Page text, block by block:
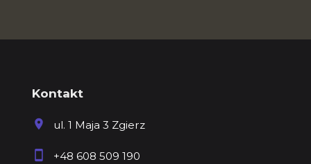
Kontakt
ul. 1 Maja 3 Zgierz
+48 608 509 190